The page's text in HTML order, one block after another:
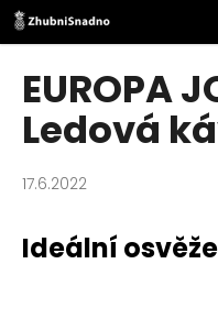
Přejít
na
obsah
EUROPA
Ledová
17.6.2022
Ideální
K
o
C
o
p
t
ř